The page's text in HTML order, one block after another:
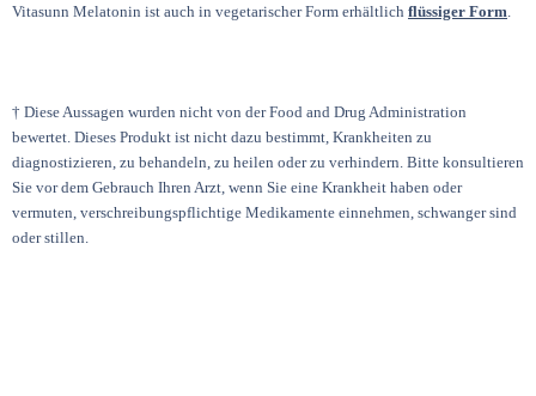
Vitasunn Melatonin ist auch in vegetarischer Form erhältlich flüssiger Form
† Diese Aussagen wurden nicht von der Food and Drug Administration
bewertet. Dieses Produkt ist nicht dazu bestimmt, Krankheiten zu
diagnostizieren, zu behandeln, zu heilen oder zu verhindern. Bitte konsultieren
Sie vor dem Gebrauch Ihren Arzt, wenn Sie eine Krankheit haben oder
vermuten, verschreibungspflichtige Medikamente einnehmen, schwanger sind
oder stillen.